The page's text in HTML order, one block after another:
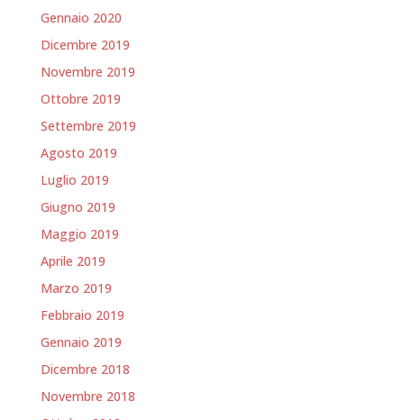
Gennaio 2020
Dicembre 2019
Novembre 2019
Ottobre 2019
Settembre 2019
Agosto 2019
Luglio 2019
Giugno 2019
Maggio 2019
Aprile 2019
Marzo 2019
Febbraio 2019
Gennaio 2019
Dicembre 2018
Novembre 2018